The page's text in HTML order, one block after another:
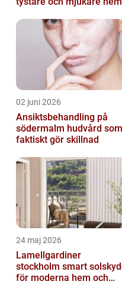
02 juni 2026
Ansiktsbehandling på
södermalm hudvård som
faktiskt gör skillnad
24 maj 2026
Lamellgardiner
stockholm smart solskydd
för moderna hem och